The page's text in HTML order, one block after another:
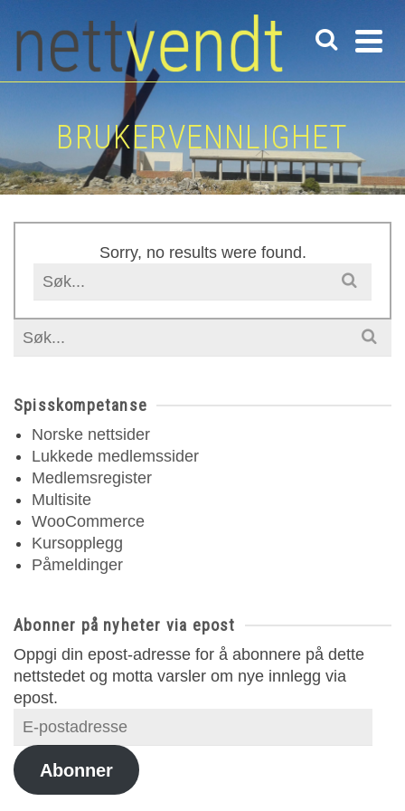
BRUKERVENNLIGHET
Sorry, no results were found.
Search
Search
Spisskompetanse
Norske nettsider
Lukkede medlemssider
Medlemsregister
Multisite
WooCommerce
Kursopplegg
Påmeldinger
Abonner på nyheter via epost
Oppgi din epost-adresse for å abonnere på dette
nettstedet og motta varsler om nye innlegg via
epost.
E-
postadresse
Abonner